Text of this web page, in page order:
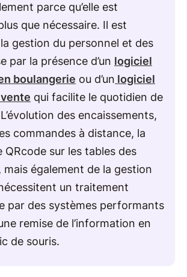
parce qu’elle est
que nécessaire. Il est
gestion du personnel et des
par la présence d’un logiciel
boulangerie ou d’un logiciel
qui facilite le quotidien de
des encaissements,
commandes à distance, la
QRcode sur les tables des
mais également de la gestion
un traitement
par des systèmes performants
remise de l’information en
de souris.